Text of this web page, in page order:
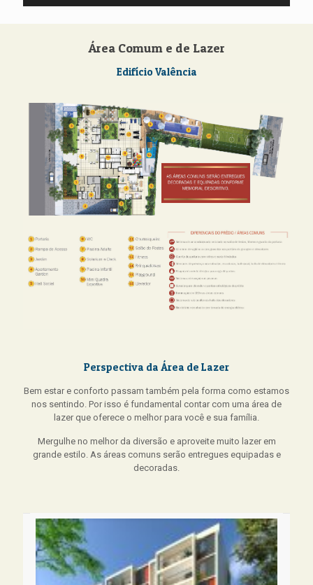
Área Comum e de Lazer
Edifício Valência
Perspectiva da Área de Lazer
Bem estar e conforto passam também pela forma como estamos
nos sentindo. Por isso é fundamental contar com uma área de
lazer que oferece o melhor para você e sua família.
Mergulhe no melhor da diversão e aproveite muito lazer em
grande estilo. As áreas comuns serão entregues equipadas e
decoradas.